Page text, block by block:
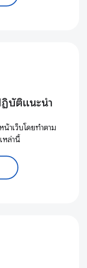
บัติแนะนำ
าเว็บโดยทำตาม
หล่านี้